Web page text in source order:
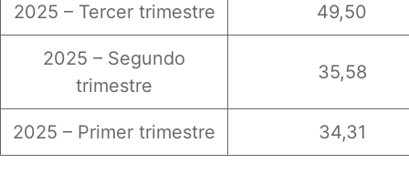
2025 – Tercer trimestre 49,50
2025 – Segundo
trimestre
35,58
2025 – Primer trimestre 34,31